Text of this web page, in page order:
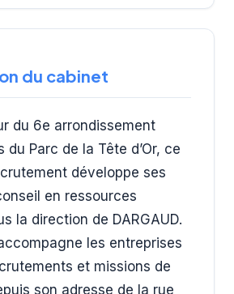
du cabinet
du 6e arrondissement
du Parc de la Tête d’Or, ce
développe ses
en ressources
la direction de DARGAUD.
les entreprises
et missions de
son adresse de la rue